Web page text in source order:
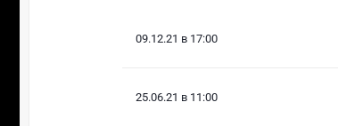
09.12.21 в 17:00
25.06.21 в 11:00